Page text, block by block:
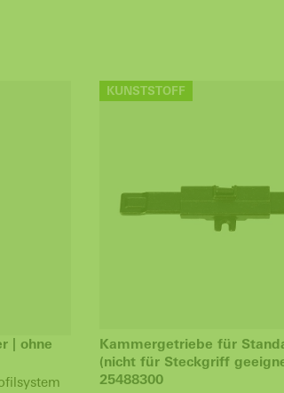
| ohne
KUNSTSTOFF
Kammergetriebe für
(nicht für Steckgriff
25488300